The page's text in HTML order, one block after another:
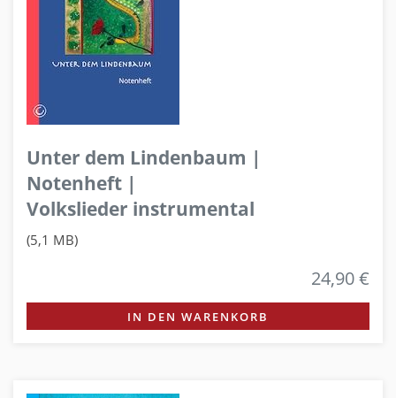
Unter dem Lindenbaum |
Notenheft |
Volkslieder instrumental
(5,1 MB)
24,90 €
IN DEN WARENKORB